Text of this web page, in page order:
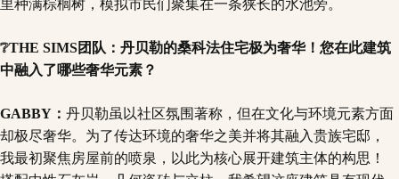
❔THE SIMS团队：丹贝勒的桑科法住宅极为奢华！您在此建筑
中融入了哪些奢华元素？
GABBY： 丹贝勒虽以社区氛围著称，但在文化与环境元素方面
却极尽奢华。为了传达环境的奢华之美并将其融入贵族宅邸，
我最初聚焦房屋前的喷泉，以此为核心展开建筑主体的构思！